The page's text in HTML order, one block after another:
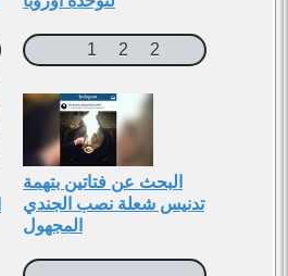
1 2 2
البحث عن فتاتين بتهمة
تدنيس شعلة نصب الجندي
المجهول